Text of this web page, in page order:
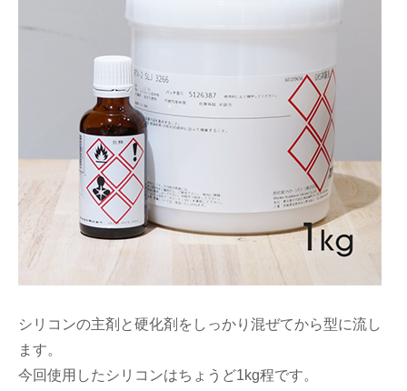
シリコンの主剤と硬化剤をしっかり混ぜてから型に流し
ます。
今回使用したシリコンはちょうど1kg程です。